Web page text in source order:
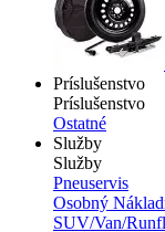
Príslušenstvo
Príslušenstvo
Ostatné
Služby
Služby
Pneuservis
Osobný
SUV/Van/